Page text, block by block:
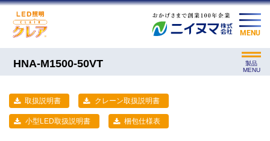
MENU
HNA-M1500-50VT
製品
MENU
取扱説明書 クレーン取扱説明書
小型LED取扱説明書 梱包仕様表